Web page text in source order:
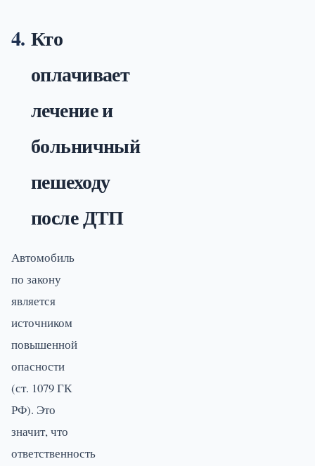
Кто
оплачивает
лечение и
больничный
пешеходу
после ДТП
Автомобиль
по закону
является
источником
повышенной
опасности
(ст. 1079 ГК
РФ). Это
значит, что
ответственность